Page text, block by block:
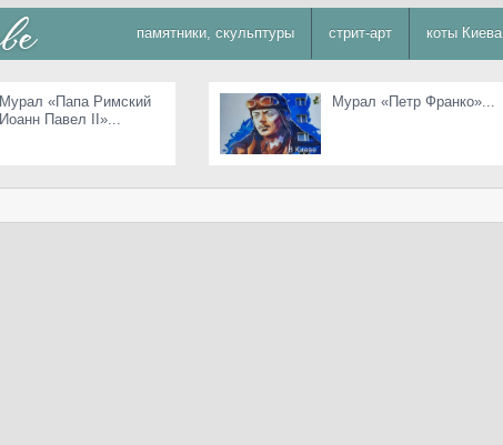
памятники, скульптуры стрит-арт коты Киева
Мурал «Папа Римский
Иоанн Павел II»...
Мурал «Петр Франко»...